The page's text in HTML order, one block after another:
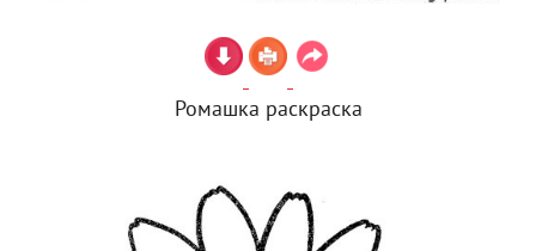
Ромашка раскраска